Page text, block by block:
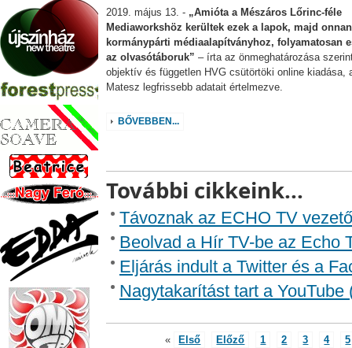
2019. május 13. - „Amióta a Mészáros Lőrinc-féle
Mediaworkshöz kerültek ezek a lapok, majd
kormánypárti médiaalapítványhoz, folyamatosan
az olvasótáboruk” – írta az önmeghatározása
objektív és független HVG csütörtöki online kiadása,
Matesz legfrissebb adatait értelmezve.
BŐVEBBEN...
További cikkeink...
Távoznak az ECHO TV
Beolvad a Hír TV-be az Echo
Eljárás indult a Twitter és a
Nagytakarítást tart a YouTube
« Első Előző 1 2 3 4 5